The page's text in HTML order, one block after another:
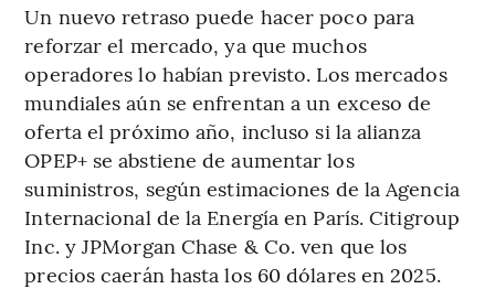
Un nuevo retraso puede hacer poco para
reforzar el mercado, ya que muchos
operadores lo habían previsto. Los mercados
mundiales aún se enfrentan a un exceso de
oferta el próximo año, incluso si la alianza
OPEP+ se abstiene de aumentar los
suministros, según estimaciones de la Agencia
Internacional de la Energía en París. Citigroup
Inc. y JPMorgan Chase & Co. ven que los
precios caerán hasta los 60 dólares en 2025.